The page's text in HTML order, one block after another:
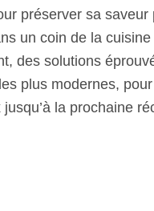
préserver sa
un coin de la
des solutions
plus modernes,
la prochaine